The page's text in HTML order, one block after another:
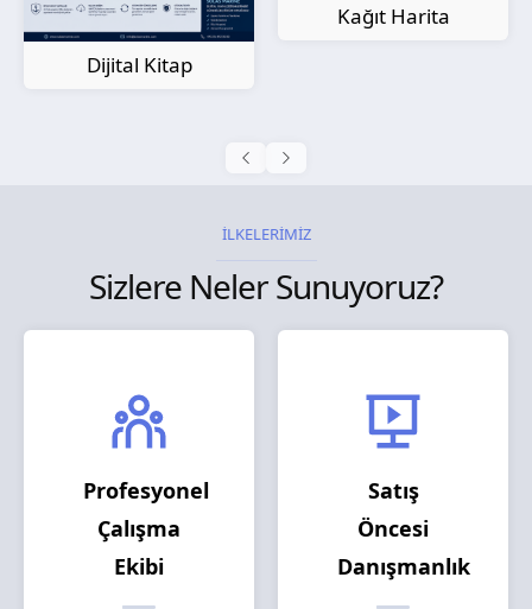
Dijital Kitap
Kağıt Harita
İLKELERİMİZ
Sizlere Neler Sunuyoruz?
Profesyonel
Çalışma
Ekibi
Satış
Öncesi
Danışmanlık